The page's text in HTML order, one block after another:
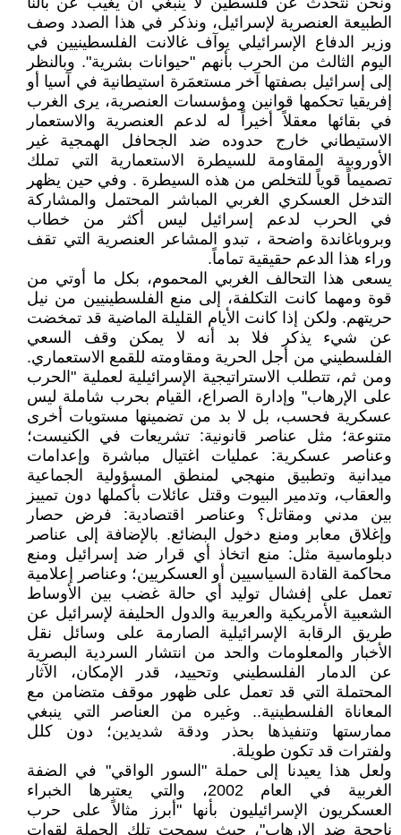
الطبيعة العنصرية لإسرائيل، ونذكر في هذا الصدد وصف
وزير الدفاع الإسرائيلي يوآف غالانت الفلسطينيين في
اليوم الثالث من الحرب بأنهم "حيوانات بشرية". وبالنظر
إلى إسرائيل بصفتها آخر مستعمَرة استيطانية في آسيا أو
إفريقيا تحكمها قوانين ومؤسسات العنصرية، يرى الغرب
في بقائها معقلاً أخيراً له لدعم العنصرية والاستعمار
الاستيطاني خارج حدوده ضد الجحافل الهمجية غير
الأوروبية المقاومة للسيطرة الاستعمارية التي تملك
تصميماً قوياً للتخلص من هذه السيطرة . وفي حين يظهر
التدخل العسكري الغربي المباشر المحتمل والمشاركة
في الحرب لدعم إسرائيل ليس أكثر من خطاب
وبروباغاندة واضحة ، تبدو المشاعر العنصرية التي تقف
وراء هذا الدعم حقيقية تماماً.
يسعى هذا التحالف الغربي المحموم، بكل ما أوتي من
قوة ومهما كانت التكلفة، إلى منع الفلسطينيين من نيل
حريتهم. ولكن إذا كانت الأيام القليلة الماضية قد تمخضت
عن شيء يذكر فلا بد أنه لا يمكن وقف السعي
الفلسطيني من أجل الحرية ومقاومته للقمع الاستعماري.
ومن ثم، تتطلب الاستراتيجية الإسرائيلية لعملية "الحرب
على الإرهاب" وإدارة الصراع، القيام بحرب شاملة ليس
عسكرية فحسب، بل لا بد من تضمينها مستويات أخرى
متنوعة؛ مثل عناصر قانونية: تشريعات في الكنيست؛
وعناصر عسكرية: عمليات اغتيال مباشرة وإعدامات
ميدانية وتطبيق منهجي لمنطق المسؤولية الجماعية
والعقاب، وتدمير البيوت وقتل عائلات بأكملها دون تمييز
بين مدني ومقاتل؟ وعناصر اقتصادية: فرض حصار
وإغلاق معابر ومنع دخول البضائع. بالإضافة إلى عناصر
دبلوماسية مثل: منع اتخاذ أي قرار ضد إسرائيل ومنع
محاكمة القادة السياسيين أو العسكريين؛ وعناصر إعلامية
تعمل على إفشال توليد أي حالة غضب بين الأوساط
الشعبية الأمريكية والعربية والدول الحليفة لإسرائيل عن
طريق الرقابة الإسرائيلية الصارمة على وسائل نقل
الأخبار والمعلومات والحد من انتشار السردية البصرية
عن الدمار الفلسطيني وتحييد، قدر الإمكان، الآثار
المحتملة التي قد تعمل على ظهور موقف متضامن مع
المعاناة الفلسطينية.. وغيره من العناصر التي ينبغي
ممارستها وتنفيذها بحذر ودقة شديدين؛ دون كلل
ولفترات قد تكون طويلة.
ولعل هذا يعيدنا إلى حملة "السور الواقي" في الضفة
الغربية في العام 2002، والتي يعتبرها الخبراء
العسكريون الإسرائيليون بأنها "أبرز مثالاً على حرب
ناجحة ضد الإرهاب"، حيث سمحت تلك الحملة لقوات